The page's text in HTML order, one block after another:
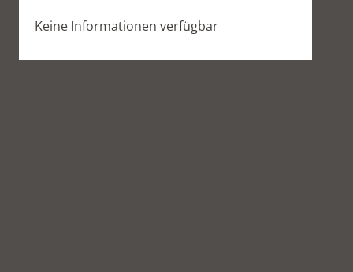
Keine Informationen verfügbar